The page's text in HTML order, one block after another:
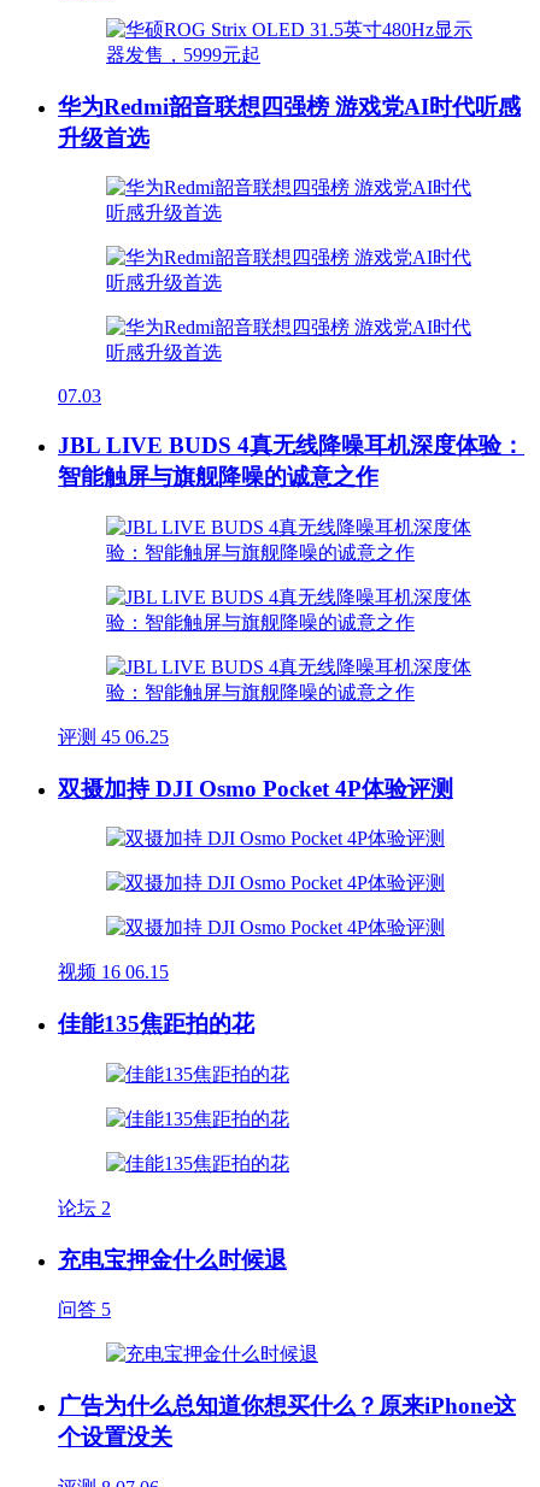
华为Redmi韶音联想四强榜 游戏党AI时代听感
升级首选
07.03
JBL LIVE BUDS 4真无线降噪耳机深度体验：
智能触屏与旗舰降噪的诚意之作
评测 45 06.25
双摄加持 DJI Osmo Pocket 4P体验评测
视频 16 06.15
佳能135焦距拍的花
论坛 2
充电宝押金什么时候退
问答 5
广告为什么总知道你想买什么？原来iPhone这
个设置没关